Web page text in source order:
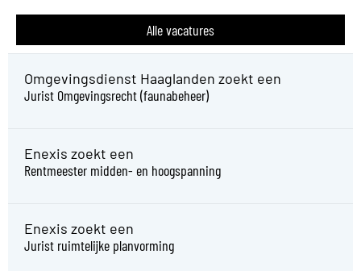
Alle vacatures
Omgevingsdienst Haaglanden zoekt een
Jurist Omgevingsrecht (faunabeheer)
Enexis zoekt een
Rentmeester midden- en hoogspanning
Enexis zoekt een
Jurist ruimtelijke planvorming